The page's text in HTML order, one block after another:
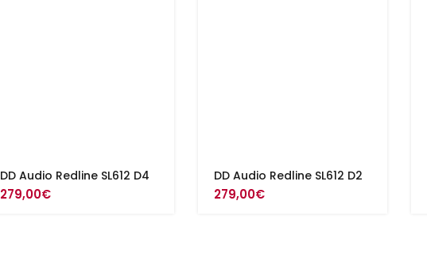
DD Audio Redline SL612 D4
279,00€
DD Audio Redline SL612 D2
279,00€